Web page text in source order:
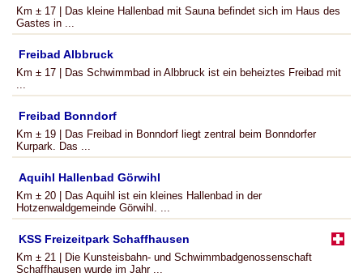
Km ± 17 | Das kleine Hallenbad mit Sauna befindet sich im Haus des
Gastes in ...
Freibad Albbruck
Km ± 17 | Das Schwimmbad in Albbruck ist ein beheiztes Freibad mit
...
Freibad Bonndorf
Km ± 19 | Das Freibad in Bonndorf liegt zentral beim Bonndorfer
Kurpark. Das ...
Aquihl Hallenbad Görwihl
Km ± 20 | Das Aquihl ist ein kleines Hallenbad in der
Hotzenwaldgemeinde Görwihl. ...
KSS Freizeitpark Schaffhausen
Km ± 21 | Die Kunsteisbahn- und Schwimmbadgenossenschaft
Schaffhausen wurde im Jahr ...